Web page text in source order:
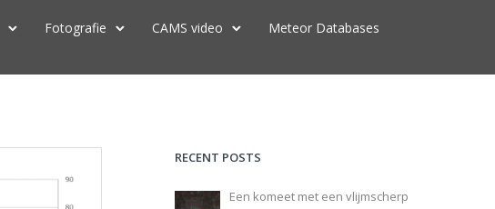
Fotografie CAMS video
Meteor Databases
RECENT POSTS
Een komeet met een vlijmscherp